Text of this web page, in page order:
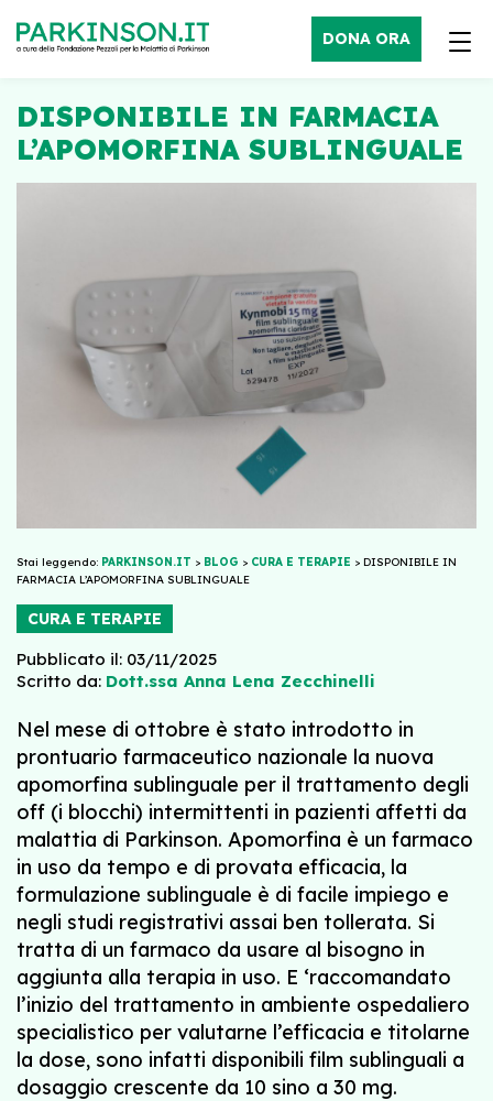
DONA ORA
DISPONIBILE IN FARMACIA
L’APOMORFINA SUBLINGUALE
Stai leggendo: PARKINSON.IT > BLOG > CURA E TERAPIE > DISPONIBILE IN
FARMACIA L’APOMORFINA SUBLINGUALE
CURA E TERAPIE
Pubblicato il: 03/11/2025
Scritto da: Dott.ssa Anna Lena Zecchinelli
Nel mese di ottobre è stato introdotto in
prontuario farmaceutico nazionale la nuova
apomorfina sublinguale per il trattamento degli
off (i blocchi) intermittenti in pazienti affetti da
malattia di Parkinson. Apomorfina è un farmaco
in uso da tempo e di provata efficacia, la
formulazione sublinguale è di facile impiego e
negli studi registrativi assai ben tollerata. Si
tratta di un farmaco da usare al bisogno in
aggiunta alla terapia in uso. E ‘raccomandato
l’inizio del trattamento in ambiente ospedaliero
specialistico per valutarne l’efficacia e titolarne
la dose, sono infatti disponibili film sublinguali a
dosaggio crescente da 10 sino a 30 mg.